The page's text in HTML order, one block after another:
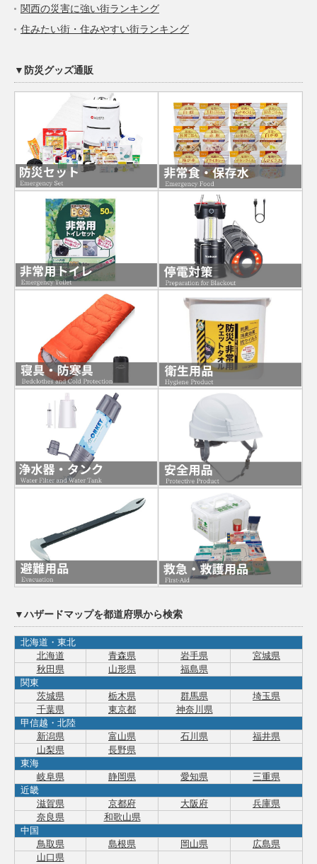
関西の災害に強い街ランキング
住みたい街・住みやすい街ランキング
▼防災グッズ通販
▼ハザードマップを都道府県から検索
北海道・東北
北海道
青森県 岩手県
宮城県
秋田県
山形県
福島県
関東
茨城県
栃木県 群馬県
埼玉県
千葉県
東京都
神奈川県
甲信越・北陸
新潟県
富山県 石川県
福井県
山梨県
長野県
東海
岐阜県
静岡県 愛知県
三重県
近畿
滋賀県
京都府 大阪府
兵庫県
奈良県
和歌山県
中国
鳥取県
島根県 岡山県
広島県
山口県